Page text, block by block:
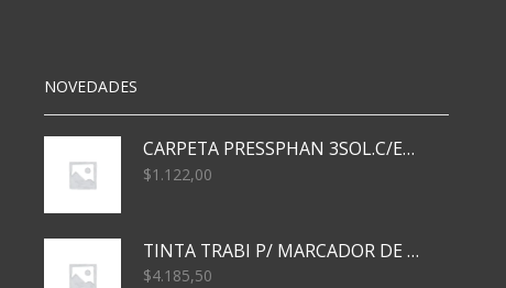
NOVEDADES
CARPETA PRESSPHAN 3SOL.C/ELAST MARRON A4 P01A
$1.122,00
TINTA TRABI P/ MARCADOR DE PIZARRA x30ml AZUL
$4.185,50